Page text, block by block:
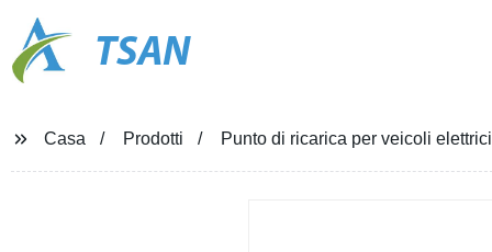
TSAN
Casa Prodotti Punto di ricarica per veicoli